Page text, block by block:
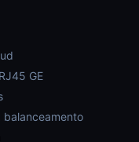
GE
balanceamento